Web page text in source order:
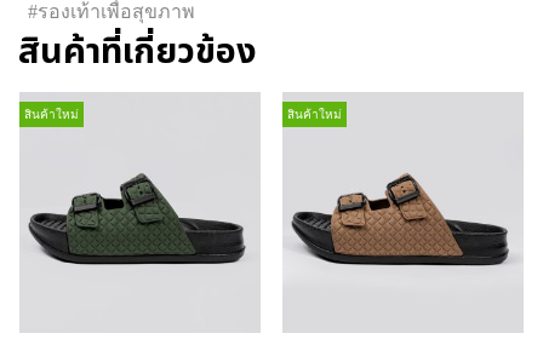
#รองเท้าเพื่อสุขภาพ
สินค้าที่เกี่ยวข้อง
สินค้าใหม่ สินค้าใหม่